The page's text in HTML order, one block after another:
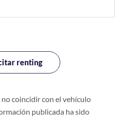
renting
no coincidir con el vehículo
publicada ha sido